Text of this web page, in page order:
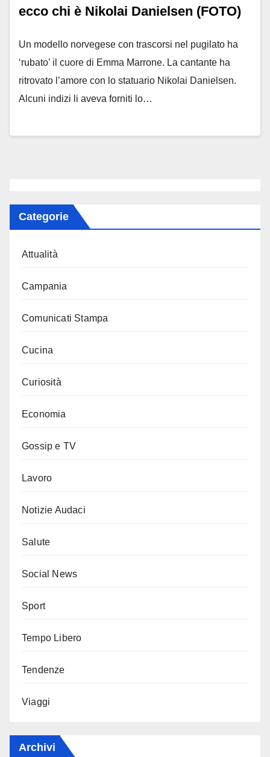
ecco chi è Nikolai Danielsen (FOTO)
Un modello norvegese con trascorsi nel pugilato ha
‘rubato’ il cuore di Emma Marrone. La cantante ha
ritrovato l’amore con lo statuario Nikolai Danielsen.
Alcuni indizi li aveva forniti lo…
Categorie
Attualità
Campania
Comunicati Stampa
Cucina
Curiosità
Economia
Gossip e TV
Lavoro
Notizie Audaci
Salute
Social News
Sport
Tempo Libero
Tendenze
Viaggi
Archivi